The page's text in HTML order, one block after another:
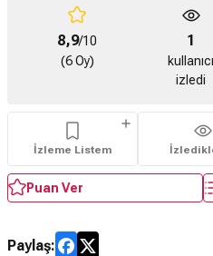
8,9/10
(6 Oy)
1
kullanıcı
izledi
İzleme Listem
Puan Ver
Paylaş: